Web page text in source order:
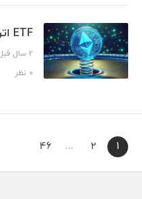
ETF اتریوم توسط SEC تایید شد
2 سال قبل
۰ نظر
1
2
…
46